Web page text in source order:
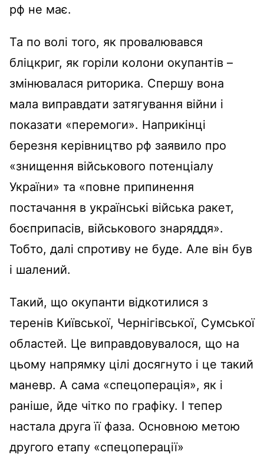
рф не має.
Та по волі того, як провалювався
бліцкриг, як горіли колони окупантів –
змінювалася риторика. Спершу вона
мала виправдати затягування війни і
показати «перемоги». Наприкінці
березня керівництво рф заявило про
«знищення військового потенціалу
України» та «повне припинення
постачання в українські війська ракет,
боєприпасів, військового знаряддя».
Тобто, далі спротиву не буде. Але він був
і шалений.
Такий, що окупанти відкотилися з
теренів Київської, Чернігівської, Сумської
областей. Це виправдовувалося, що на
цьому напрямку цілі досягнуто і це такий
маневр. А сама «спецоперація», як і
раніше, йде чітко по графіку. І тепер
настала друга її фаза. Основною метою
другого етапу «спецоперації»